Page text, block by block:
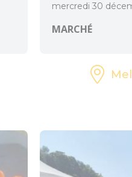
mercredi 30
MARCHÉ